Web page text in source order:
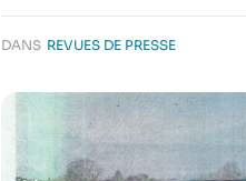
DANS REVUES DE PRESSE